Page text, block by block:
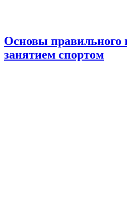
Основы правильного
занятием спортом